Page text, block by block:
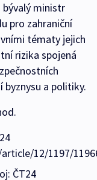
bývalý ministr
pro zahraniční
tématy jejich
rizika spojená
a politiky.
12/1197/
ČT24